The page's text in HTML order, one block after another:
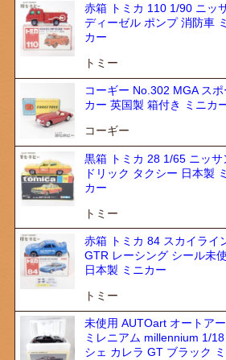
赤箱 トミカ 110 1/90 ニッ
ディーゼル ポンプ 消防車
カー
トミー
コーギー No.302 MGA スポ
カー 英国製 箱付き ミニカ
コーギー
黒箱 トミカ 28 1/65 ニッサ
ドリック タクシー 日本製
カー
トミー
赤箱 トミカ 84 スカイライ
GTR レーシング シール未
日本製 ミニカー
トミー
未使用 AUTOart オートアー
ミレニアム millennium 1/
シェ カレラ GT ブラック